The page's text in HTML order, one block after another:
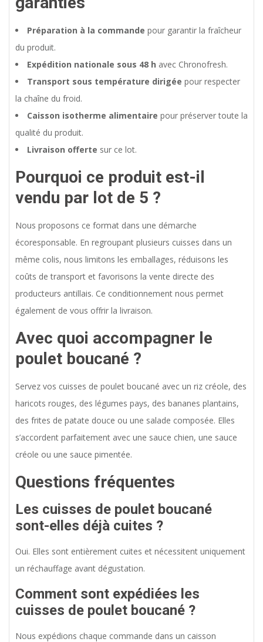
Préparation à la commande pour garantir la fraîcheur
du produit.
Expédition nationale sous 48 h avec Chronofresh.
Transport sous température dirigée pour respecter
la chaîne du froid.
Caisson isotherme alimentaire pour préserver toute la
qualité du produit.
Livraison offerte sur ce lot.
Pourquoi ce produit est-il
vendu par lot de 5 ?
Nous proposons ce format dans une démarche
écoresponsable. En regroupant plusieurs cuisses dans un
même colis, nous limitons les emballages, réduisons les
coûts de transport et favorisons la vente directe des
producteurs antillais. Ce conditionnement nous permet
également de vous offrir la livraison.
Avec quoi accompagner le
poulet boucané ?
Servez vos cuisses de poulet boucané avec un riz créole, des
haricots rouges, des légumes pays, des bananes plantains,
des frites de patate douce ou une salade composée. Elles
s’accordent parfaitement avec une sauce chien, une sauce
créole ou une sauce pimentée.
Questions fréquentes
Les cuisses de poulet boucané
sont-elles déjà cuites ?
Oui. Elles sont entièrement cuites et nécessitent uniquement
un réchauffage avant dégustation.
Comment sont expédiées les
cuisses de poulet boucané ?
Nous expédions chaque commande dans un caisson